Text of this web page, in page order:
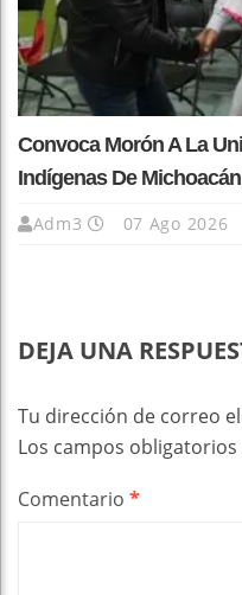
Convoca Morón A La
Indígenas De Michoacán
Adm3 07 Ago 2026
DEJA UNA
Tu dirección de correo
Los campos
Comentario *